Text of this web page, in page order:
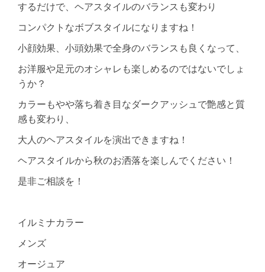
するだけで、ヘアスタイルのバランスも変わり
コンパクトなボブスタイルになりますね！
小顔効果、小頭効果で全身のバランスも良くなって、
お洋服や足元のオシャレも楽しめるのではないでしょ
うか？
カラーもやや落ち着き目なダークアッシュで艶感と質
感も変わり、
大人のヘアスタイルを演出できますね！
ヘアスタイルから秋のお洒落を楽しんでください！
是非ご相談を！
イルミナカラー
メンズ
オージュア